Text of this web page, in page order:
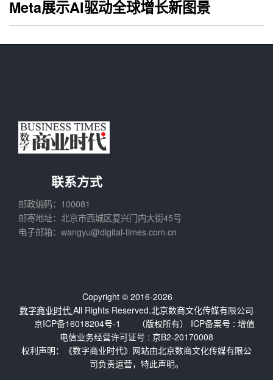
Meta展示AI驱动全球增长新图景
联系方式
邮政编码：100081
邮寄地址：北京市西城区复兴门内大街45号
电子邮箱：wangyu@digital-times.com.cn
Copyright © 2016-2026
数字商业时代 All Rights Reserved.北京数商文化传媒有限公司
（版权所有） ICP备案号 :
京ICP备16018204号-1
增值
电信业务经营许可证号 : 京B2-20170008
权利声明：《数字商业时代》网站由北京数商文化传媒有限公
司负责运营，特此声明。